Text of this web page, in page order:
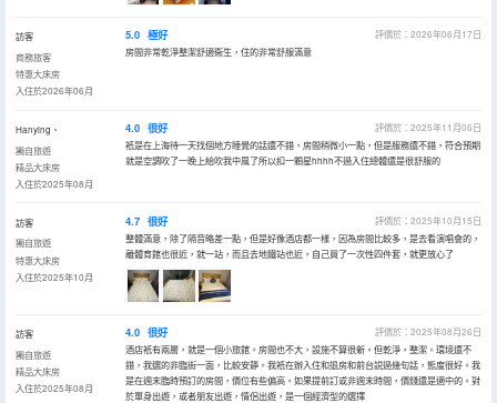
訪客
商務旅客
特惠大床房
入住於2026年06月
5.0 極好
評價於：2026年06月17日
房間非常乾淨整潔舒適衞生，住的非常舒服滿意
Hanying、
獨自旅遊
精品大床房
入住於2025年08月
4.0 很好
評價於：2025年11月06日
衹是在上海待一天找個地方睡覺的話還不錯，房間稍微小一點，但是服務還不錯，符合預期
就是空調吹了一晚上給吹我中風了所以扣一顆星hhhh不過入住總體還是很舒服的
訪客
獨自旅遊
特惠大床房
入住於2025年10月
4.7 很好
評價於：2025年10月15日
整體滿意，除了隔音略差一點，但是好像酒店都一樣，因為房間比較多，是去看演唱會的，
離體育館也很近，就一站，而且去地鐵站也近，自己買了一次性四件套，就更放心了
訪客
獨自旅遊
精品大床房
入住於2025年08月
4.0 很好
評價於：2025年08月26日
酒店衹有兩層，就是一個小旅館。房間也不大，設施不算很新。但乾淨，整潔。環境還不
錯，我選的非臨街一面，比較安靜。我衹在辦入住和退房和前台説過幾句話，態度很好。我
是在週末臨時預訂的房間，價位有些偏高。如果提前訂或非週末時間，價錢還是適中的。對
於單身出遊，或者朋友出遊，情侶出遊，是一個經濟型的選擇